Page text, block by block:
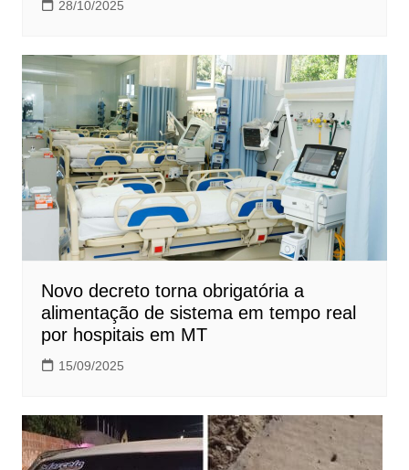
28/10/2025
Novo decreto torna obrigatória a
alimentação de sistema em tempo real
por hospitais em MT
15/09/2025